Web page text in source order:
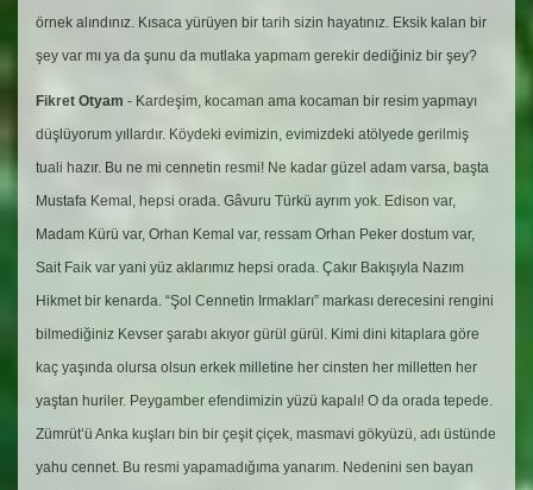
örnek alındınız. Kısaca yürüyen bir tarih sizin hayatınız. Eksik kalan bir
şey var mı ya da şunu da mutlaka yapmam gerekir dediğiniz bir şey?
Fikret Otyam - Kardeşim, kocaman ama kocaman bir resim yapmayı
düşlüyorum yıllardır. Köydeki evimizin, evimizdeki atölyede gerilmiş
tuali hazır. Bu ne mi cennetin resmi! Ne kadar güzel adam varsa, başta
Mustafa Kemal, hepsi orada. Gâvuru Türkü ayrım yok. Edison var,
Madam Kürü var, Orhan Kemal var, ressam Orhan Peker dostum var,
Sait Faik var yani yüz aklarımız hepsi orada. Çakır Bakışıyla Nazım
Hikmet bir kenarda. “Şol Cennetin Irmakları” markası derecesini rengini
bilmediğiniz Kevser şarabı akıyor gürül gürül. Kimi dini kitaplara göre
kaç yaşında olursa olsun erkek milletine her cinsten her milletten her
yaştan huriler. Peygamber efendimizin yüzü kapalı! O da orada tepede.
Zümrüt’ü Anka kuşları bin bir çeşit çiçek, masmavi gökyüzü, adı üstünde
yahu cennet. Bu resmi yapamadığıma yanarım. Nedenini sen bayan